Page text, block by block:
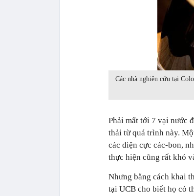
Các nhà nghiên cứu tại
Phải mất tới 7 vại nước
thải từ quá trình này.
các điện cực các-bon,
thực hiện cũng rất khó
Nhưng bằng cách khai
tại UCB cho biết họ có